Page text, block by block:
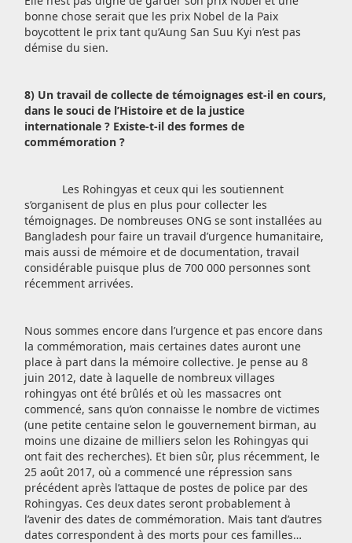
bonne chose serait que les prix Nobel de la Paix
boycottent le prix tant qu’Aung San Suu Kyi n’est pas
démise du sien.
8) Un travail de collecte de témoignages est-il en cours,
dans le souci de l’Histoire et de la justice
internationale ? Existe-t-il des formes de
commémoration ?
Les Rohingyas et ceux qui les soutiennent
s’organisent de plus en plus pour collecter les
témoignages. De nombreuses ONG se sont installées au
Bangladesh pour faire un travail d’urgence humanitaire,
mais aussi de mémoire et de documentation, travail
considérable puisque plus de 700 000 personnes sont
récemment arrivées.
Nous sommes encore dans l’urgence et pas encore dans
la commémoration, mais certaines dates auront une
place à part dans la mémoire collective. Je pense au 8
juin 2012, date à laquelle de nombreux villages
rohingyas ont été brûlés et où les massacres ont
commencé, sans qu’on connaisse le nombre de victimes
(une petite centaine selon le gouvernement birman, au
moins une dizaine de milliers selon les Rohingyas qui
ont fait des recherches). Et bien sûr, plus récemment, le
25 août 2017, où a commencé une répression sans
précédent après l’attaque de postes de police par des
Rohingyas. Ces deux dates seront probablement à
l’avenir des dates de commémoration. Mais tant d’autres
dates correspondent à des morts pour ces familles…